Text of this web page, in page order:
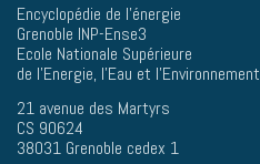
Encyclopédie de l'énergie
Grenoble INP-Ense3
Ecole Nationale Supérieure
de l'Energie, l'Eau et l'Environnement
21 avenue des Martyrs
CS 90624
38031 Grenoble cedex 1